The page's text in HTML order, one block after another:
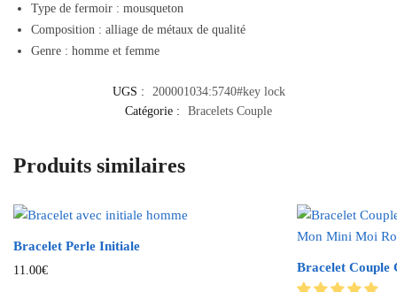
Type de fermoir : mousqueton
Composition : alliage de métaux de qualité
Genre : homme et femme
UGS :
200001034:5740#key lock
Catégorie :
Bracelets Couple
Produits similaires
Bracelet Perle Initiale
11.00€Ce
Bracelet Couple